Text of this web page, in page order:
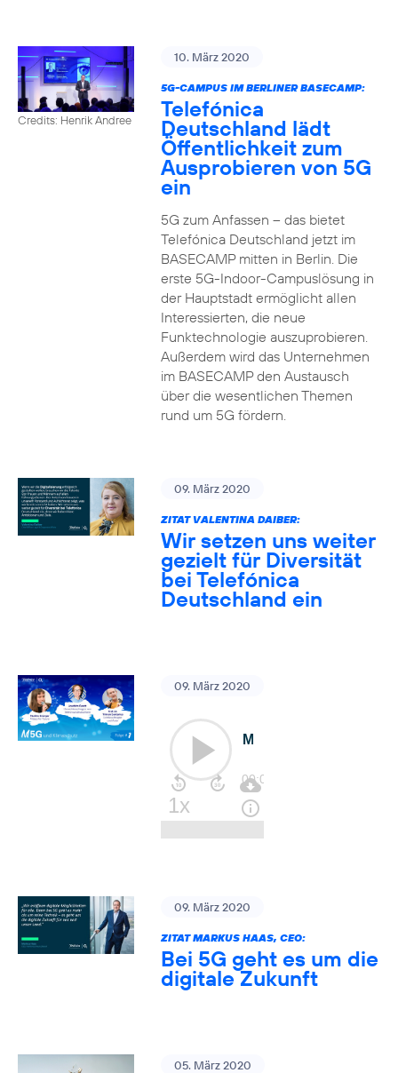
Credits: Henrik Andree
10. März 2020
5G-CAMPUS IM BERLINER BASECAMP:
Telefónica
Deutschland lädt
Öffentlichkeit zum
Ausprobieren von 5G
ein
5G zum Anfassen – das bietet
Telefónica Deutschland jetzt im
BASECAMP mitten in Berlin. Die
erste 5G-Indoor-Campuslösung in
der Hauptstadt ermöglicht allen
Interessierten, die neue
Funktechnologie auszuprobieren.
Außerdem wird das Unternehmen
im BASECAMP den Austausch
über die wesentlichen Themen
rund um 5G fördern.
09. März 2020
ZITAT VALENTINA DAIBER:
Wir setzen uns weiter
gezielt für Diversität
bei Telefónica
Deutschland ein
09. März 2020
09. März 2020
ZITAT MARKUS HAAS, CEO:
Bei 5G geht es um die
digitale Zukunft
05. März 2020